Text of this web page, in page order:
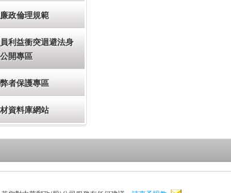
政倫理規範
利益衝突迴避法身
開專區
者保護專區
資料庫網站